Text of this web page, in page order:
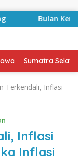
Bulan
Sumatra
Terkendali, Inflasi
Inflasi
Inflasi